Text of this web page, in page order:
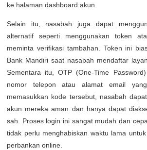
ke halaman dashboard akun.
Selain itu, nasabah juga dapat
alternatif seperti menggunakan token
meminta verifikasi tambahan. Token ini
Bank Mandiri saat nasabah mendaftar
Sementara itu, OTP (One-Time
nomor telepon atau alamat email
memasukkan kode tersebut, nasabah
akun mereka aman dan hanya dapat
sah. Proses login ini sangat mudah dan
tidak perlu menghabiskan waktu lama
perbankan online.